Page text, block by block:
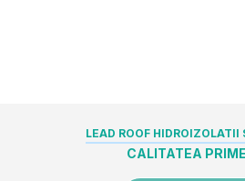
LEAD ROOF HIDROIZOLATII
CALITATEA